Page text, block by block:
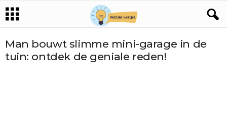
Man bouwt slimme mini-garage in de
tuin: ontdek de geniale reden!